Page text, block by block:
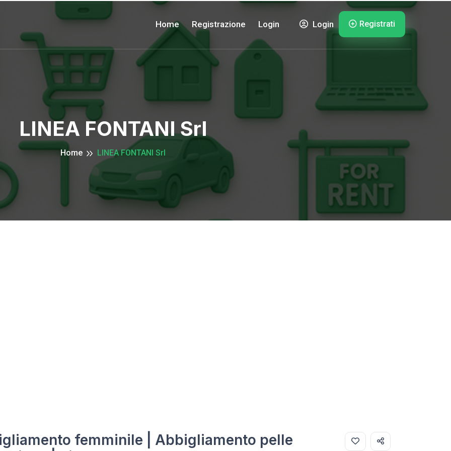
Home Registrazione Login Login Registrati
LINEA FONTANI Srl
Home LINEA FONTANI Srl
femminile | Abbigliamento pelle